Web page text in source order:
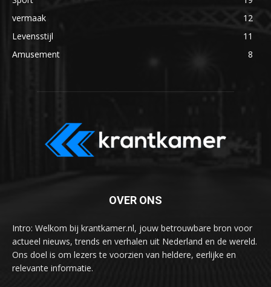
vermaak
12
Levensstijl
11
Amusement
8
OVER ONS
Intro: Welkom bij krantkamer.nl, jouw betrouwbare bron voor
actueel nieuws, trends en verhalen uit Nederland en de wereld.
Ons doel is om lezers te voorzien van heldere, eerlijke en
relevante informatie.